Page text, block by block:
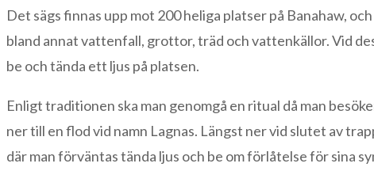
Det sägs finnas upp mot 200 heliga platser på Banahaw,
bland annat vattenfall, grottor, träd och vattenkällor. Vid
be och tända ett ljus på platsen.
Enligt traditionen ska man genomgå en ritual då man
ner till en flod vid namn Lagnas. Längst ner vid slutet av
där man förväntas tända ljus och be om förlåtelse för sina